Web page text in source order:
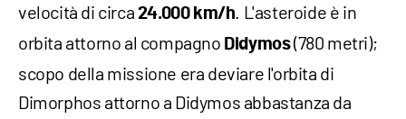
velocità di circa 24.000 km/h. L'asteroide è in
orbita attorno al compagno Didymos(780 metri);
scopo della missione era deviare l'orbita di
Dimorphos attorno a Didymos abbastanza da